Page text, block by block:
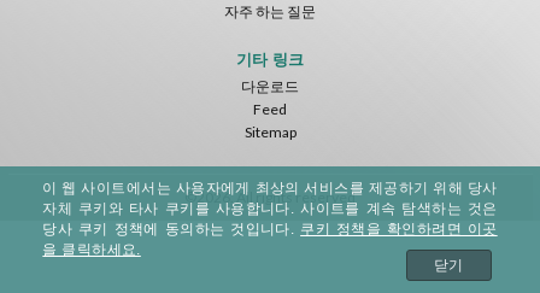
자주 하는 질문
기타 링크
다운로드
Feed
Sitemap
©2026. All rights reserved
이 웹 사이트에서는 사용자에게 최상의 서비스를 제공하기 위해 당사
자체 쿠키와 타사 쿠키를 사용합니다. 사이트를 계속 탐색하는 것은
당사 쿠키 정책에 동의하는 것입니다. 쿠키 정책을 확인하려면 이곳
을 클릭하세요.
닫기